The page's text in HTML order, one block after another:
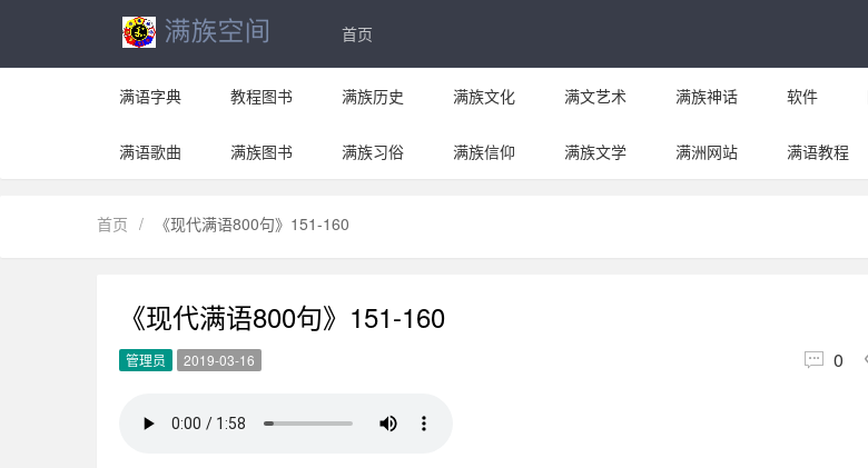
首页
满语字典 教程图书 满族历史 满族文化 满文艺术 满族神话 软件
满语歌曲 满族图书 满族习俗 满族信仰 满族文学 满洲网站 满语教程
首页 / 《现代满语800句》151-160
《现代满语800句》151-160
管理员 2019-03-16  0